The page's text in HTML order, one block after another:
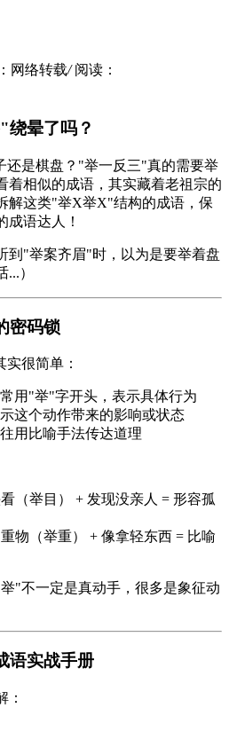
网络转载/ 阅读：
晕了吗？
还是棋盘？"举一反三"真的需要举
着相似的成语，其实藏着老祖宗的
解这类"举X举X"结构的成语，保
成语达人！
到"举案齐眉"时，以为是要举着盘
）
密码锁
实很简单：
用"举"字开头，表示具体行为
这个动作带来的影响或状态
用比喻手法传达道理
（举目） + 发现没亲人 = 形容孤
物（举重） + 像拿轻东西 = 比喻
"不一定是真动手，很多是象征动
语实战手册
：